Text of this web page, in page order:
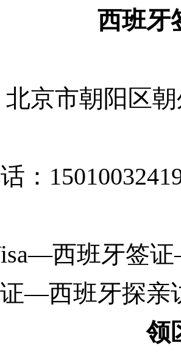
西班牙
京市朝阳区
：
—西班牙签
—西班牙探亲
领